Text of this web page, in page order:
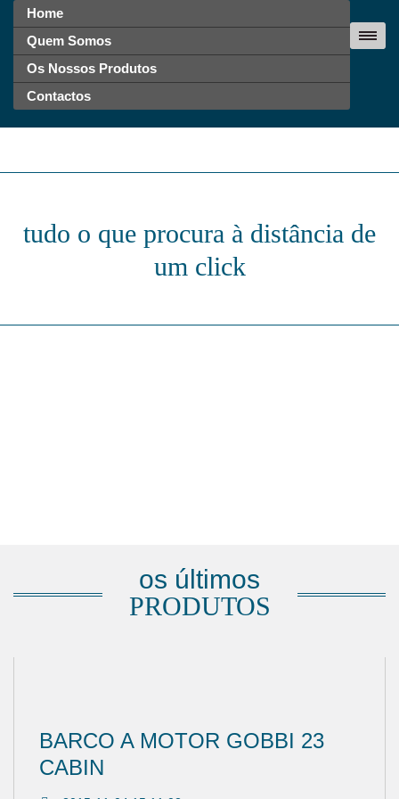
Home
Quem Somos
Os Nossos Produtos
Contactos
tudo o que procura à distância de
um click
os últimos
PRODUTOS
BARCO A MOTOR GOBBI 23
CABIN